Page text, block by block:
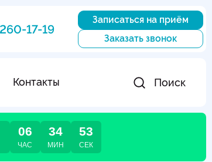
17-19
Записаться на приём
Заказать звонок
Контакты Поиск
06
ЧАС
34
МИН
52
СЕК